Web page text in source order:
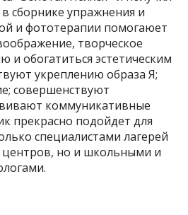
сборнике упражнения и
и фототерапии помогаюет
творческое
обогатиться эстетическим
укреплению образа Я;
совершенствуют
коммуникативные
прекрасно подойдет для
специалистами лагерей
но и школьными и